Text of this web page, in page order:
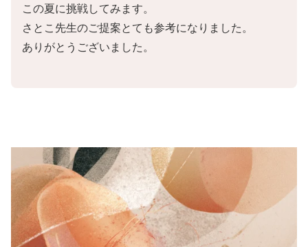
この夏に挑戦してみます。
さとこ先生のご提案とても参考になりました。
ありがとうございました。